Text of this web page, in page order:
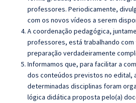
professores. Periodicamente,
com os novos vídeos a serem
A coordenação pedagógica,
professores, está trabalhando com
preparação verdadeiramente
Informamos que, para facilitar a
dos conteúdos previstos no edital,
determinadas disciplinas foram
lógica didática proposta pelo(a)